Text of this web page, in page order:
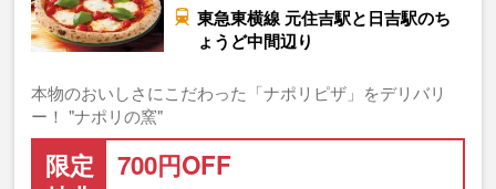
東急東横線 元住吉駅と日吉駅のち
ょうど中間辺り
本物のおいしさにこだわった「ナポリピザ」をデリバリ
ー！ "ナポリの窯"
限定
700円OFF